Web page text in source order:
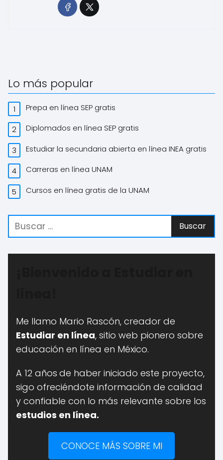
Lo más popular
Prepa en línea SEP gratis
Diplomados en línea SEP gratis
Estudiar la secundaria abierta en línea INEA gratis
Carreras en línea UNAM
Cursos en línea gratis de la UNAM
Me llamo Mario Rascón, creador de
Estudiar en línea, sitio web pionero sobre
educación en línea en México.
A 12 años de haber iniciado este proyecto,
sigo ofreciéndote información de calidad
y confiable con lo más relevante sobre los
estudios en línea.
CONOCE MÁS SOBRE MI